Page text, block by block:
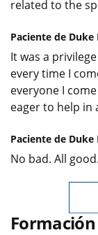
related to the
Paciente de Duke
It was a
every time I
everyone I
eager to help in
Paciente de Duke
No bad. All